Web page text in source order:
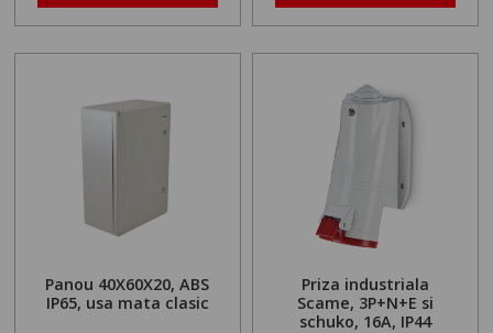
Panou 40X60X20, ABS
IP65, usa mata clasic
Priza industriala
Scame, 3P+N+E si
schuko, 16A, IP44